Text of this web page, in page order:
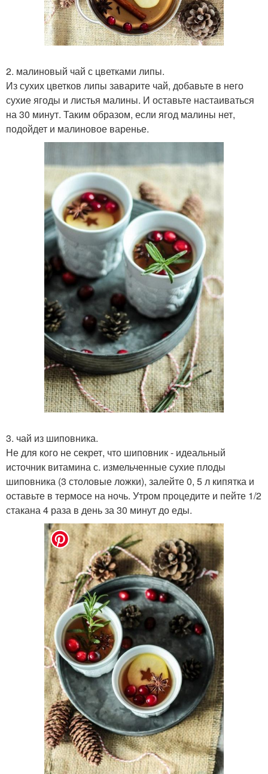
2. малиновый чай с цветками липы.
Из сухих цветков липы заварите чай, добавьте в него
сухие ягоды и листья малины. И оставьте настаиваться
на 30 минут. Таким образом, если ягод малины нет,
подойдет и малиновое варенье.
3. чай из шиповника.
Не для кого не секрет, что шиповник - идеальный
источник витамина с. измельченные сухие плоды
шиповника (3 столовые ложки), залейте 0, 5 л кипятка и
оставьте в термосе на ночь. Утром процедите и пейте 1/2
стакана 4 раза в день за 30 минут до еды.